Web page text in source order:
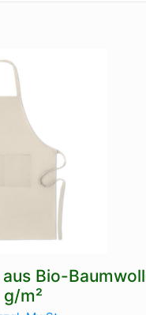
aus Bio-
m²